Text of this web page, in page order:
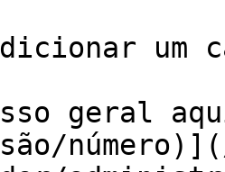
um
geral